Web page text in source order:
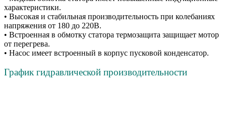
характеристики.
• Высокая и стабильная производительность при колебаниях
напряжения от 180 до 220В.
• Встроенная в обмотку статора термозащита защищает мотор
от перегрева.
• Насос имеет встроенный в корпус пусковой конденсатор.
График гидравлической производительности